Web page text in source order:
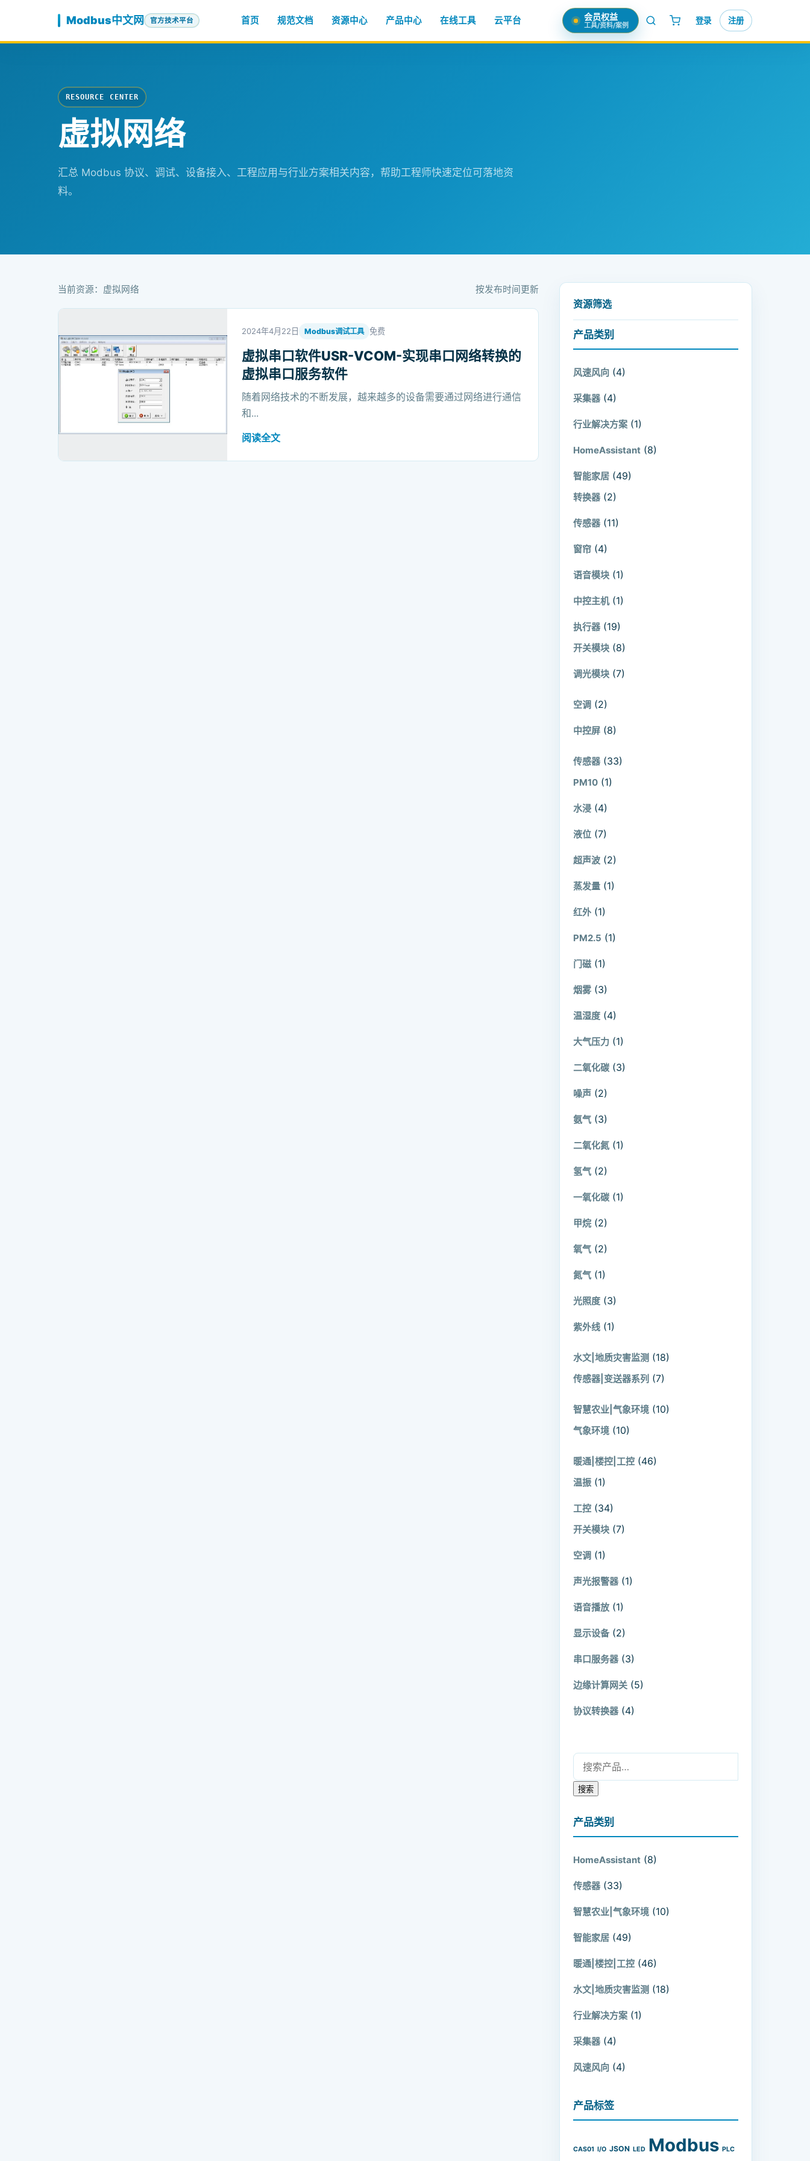
Modbus中文网 官方技术平台 首页 规范文档 资源中心 产品中心 在线工具 云平台 会员权益
工具/资料/案例 登录 注册
RESOURCE CENTER
虚拟网络
汇总 Modbus 协议、调试、设备接入、工程应用与行业方案相关内容，帮助工程师快速定位可落地资
料。
当前资源：虚拟网络 按发布时间更新
2024年4月22日 Modbus调试工具 免费
虚拟串口软件USR-VCOM-实现串口网络转换的
虚拟串口服务软件
随着网络技术的不断发展，越来越多的设备需要通过网络进行通信
和...
阅读全文
资源筛选
产品类别
风速风向 (4)
采集器 (4)
行业解决方案 (1)
HomeAssistant (8)
智能家居 (49)
转换器 (2)
传感器 (11)
窗帘 (4)
语音模块 (1)
中控主机 (1)
执行器 (19)
开关模块 (8)
调光模块 (7)
空调 (2)
中控屏 (8)
传感器 (33)
PM10 (1)
水浸 (4)
液位 (7)
超声波 (2)
蒸发量 (1)
红外 (1)
PM2.5 (1)
门磁 (1)
烟雾 (3)
温湿度 (4)
大气压力 (1)
二氧化碳 (3)
噪声 (2)
氨气 (3)
二氧化氮 (1)
氢气 (2)
一氧化碳 (1)
甲烷 (2)
氧气 (2)
氮气 (1)
光照度 (3)
紫外线 (1)
水文|地质灾害监测 (18)
传感器|变送器系列 (7)
智慧农业|气象环境 (10)
气象环境 (10)
暖通|楼控|工控 (46)
温振 (1)
工控 (34)
开关模块 (7)
空调 (1)
声光报警器 (1)
语音播放 (1)
显示设备 (2)
串口服务器 (3)
边缘计算网关 (5)
协议转换器 (4)
搜索：
搜索
产品类别
HomeAssistant (8)
传感器 (33)
智慧农业|气象环境 (10)
智能家居 (49)
暖通|楼控|工控 (46)
水文|地质灾害监测 (18)
行业解决方案 (1)
采集器 (4)
风速风向 (4)
产品标签
CAS01 I/O JSON LED Modbus PLC